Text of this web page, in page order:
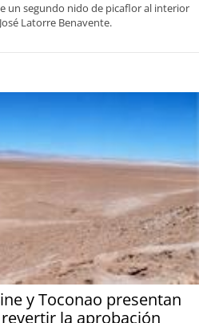
un segundo nido de picaflor al interior
Latorre Benavente.
y Toconao presentan
la aprobación